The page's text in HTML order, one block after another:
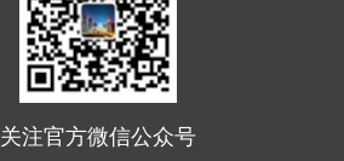
关注官方微信公众号